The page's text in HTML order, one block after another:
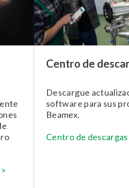
Centro de
Descargue
software para sus
Beamex.
Centro de descargas